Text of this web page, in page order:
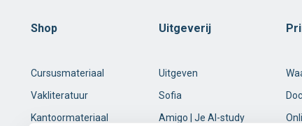
Shop
Cursusmateriaal
Vakliteratuur
Kantoormateriaal
Uitgeverij
Uitgeven
Sofia
Amigo | Je AI-study